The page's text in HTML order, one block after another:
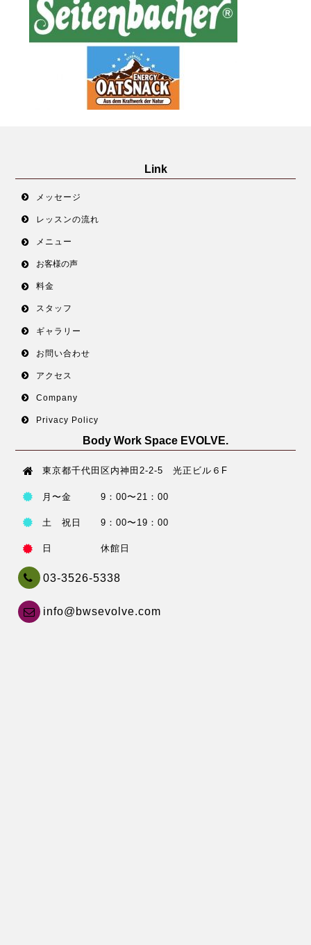
Link
メッセージ
レッスンの流れ
メニュー
お客様の声
料金
スタッフ
ギャラリー
お問い合わせ
アクセス
Company
Privacy Policy
Body Work Space EVOLVE.
東京都千代田区内神田2-2-5 光正ビル６F
月〜金 9：00〜21：00
土 祝日 9：00〜19：00
日 休館日
03-3526-5338
info@bwsevolve.com